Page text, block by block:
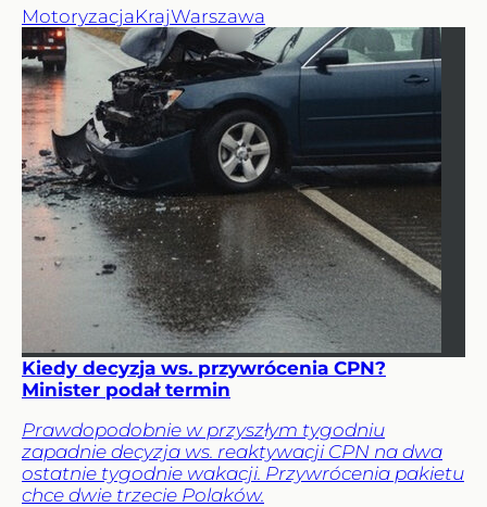
MotoryzacjaKrajWarszawa
Kiedy decyzja ws. przywrócenia CPN?
Minister podał termin
Prawdopodobnie w przyszłym tygodniu
zapadnie decyzja ws. reaktywacji CPN na dwa
ostatnie tygodnie wakacji. Przywrócenia pakietu
chce dwie trzecie Polaków.